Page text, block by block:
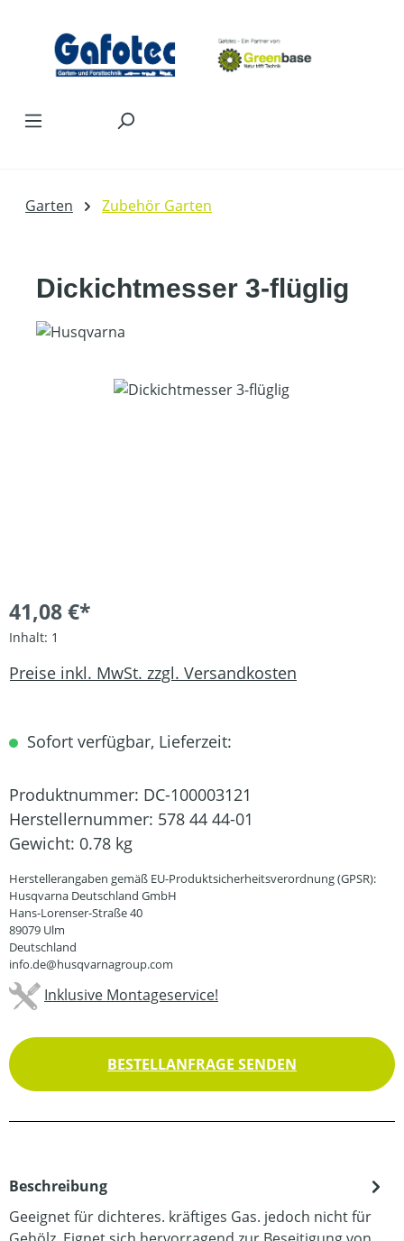
Garten Zubehör Garten
Dickichtmesser 3-flüglig
Bildergalerie überspringen
41,08 €*
Inhalt: 1
Preise inkl. MwSt. zzgl. Versandkosten
Sofort verfügbar, Lieferzeit:
Produktnummer: DC-100003121
Herstellernummer: 578 44 44-01
Gewicht: 0.78 kg
Herstellerangaben gemäß EU-Produktsicherheitsverordnung (GPSR):
Husqvarna Deutschland GmbH
Hans-Lorenser-Straße 40
89079 Ulm
Deutschland
info.de@husqvarnagroup.com
Inklusive Montageservice!
BESTELLANFRAGE SENDEN
Beschreibung
Geeignet für dichteres. kräftiges Gas. jedoch nicht für